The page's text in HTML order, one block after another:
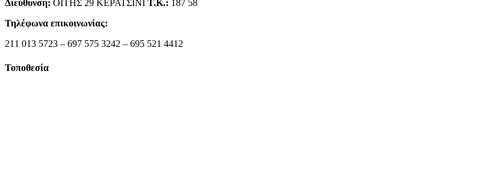
Διεύθυνση: ΟΙΤΗΣ 29 ΚΕΡΑΤΣΙΝΙ Τ.Κ.: 187 58
Τηλέφωνα επικοινωνίας:
211 013 5723 – 697 575 3242 – 695 521 4412
Τοποθεσία